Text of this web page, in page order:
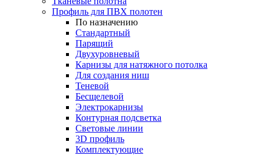
Профиль для ПВХ полотен
По назначению
Стандартный
Парящий
Двухуровневый
Карнизы для натяжного потолка
Для создания ниш
Теневой
Бесщелевой
Электрокарнизы
Контурная подсветка
Световые линии
3D профиль
Комплектующие